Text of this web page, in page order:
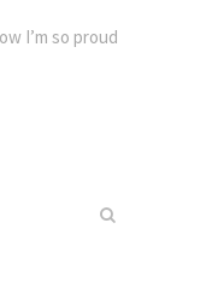
I’m so proud